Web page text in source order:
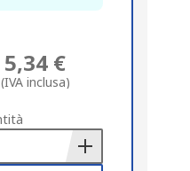
5,34 €
(IVA inclusa)